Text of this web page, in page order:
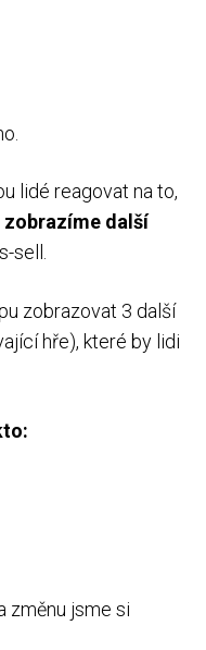
lidé reagovat na to,
zobrazíme další
sell.
zobrazovat 3 další
hře), které by lidi
změnu jsme si